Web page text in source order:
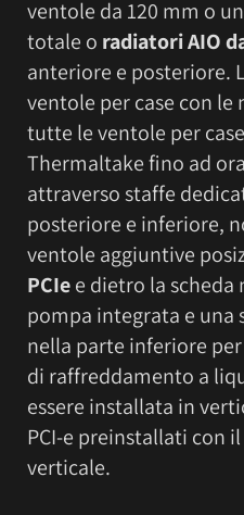
ventole da 120 mm o
totale o radiatori AIO
anteriore e posteriore.
ventole per case con
tutte le ventole per
Thermaltake fino ad
attraverso staffe
posteriore e inferiore,
ventole aggiuntive
PCIee dietro la scheda
pompa integrata e una
nella parte inferiore
di raffreddamento a
essere installata in
PCI-e preinstallati con
verticale.